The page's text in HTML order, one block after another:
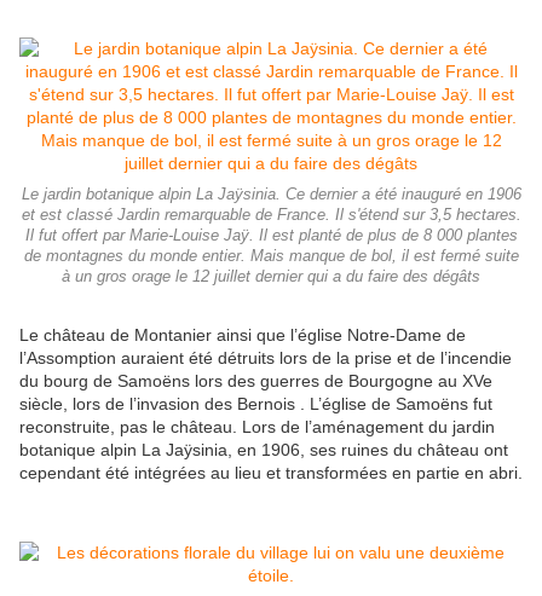
Le jardin botanique alpin La Jaÿsinia. Ce dernier a été inauguré en 1906
et est classé Jardin remarquable de France. Il s'étend sur 3,5 hectares.
Il fut offert par Marie-Louise Jaÿ. Il est planté de plus de 8 000 plantes
de montagnes du monde entier. Mais manque de bol, il est fermé suite
à un gros orage le 12 juillet dernier qui a du faire des dégâts
Le château de Montanier ainsi que l’église Notre-Dame de
l’Assomption auraient été détruits lors de la prise et de l’incendie
du bourg de Samoëns lors des guerres de Bourgogne au XVe
siècle, lors de l’invasion des Bernois . L’église de Samoëns fut
reconstruite, pas le château. Lors de l’aménagement du jardin
botanique alpin La Jaÿsinia, en 1906, ses ruines du château ont
cependant été intégrées au lieu et transformées en partie en abri.